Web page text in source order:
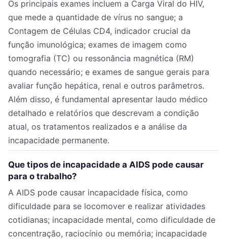
Os principais exames incluem a Carga Viral do HIV,
que mede a quantidade de vírus no sangue; a
Contagem de Células CD4, indicador crucial da
função imunológica; exames de imagem como
tomografia (TC) ou ressonância magnética (RM)
quando necessário; e exames de sangue gerais para
avaliar função hepática, renal e outros parâmetros.
Além disso, é fundamental apresentar laudo médico
detalhado e relatórios que descrevam a condição
atual, os tratamentos realizados e a análise da
incapacidade permanente.
Que tipos de incapacidade a AIDS pode causar
para o trabalho?
A AIDS pode causar incapacidade física, como
dificuldade para se locomover e realizar atividades
cotidianas; incapacidade mental, como dificuldade de
concentração, raciocínio ou memória; incapacidade